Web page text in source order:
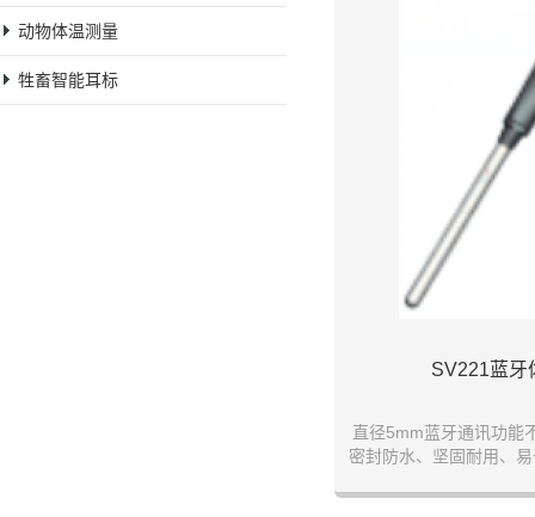
动物体温测量
牲畜智能耳标
SV221蓝牙
直径5mm蓝牙通讯功能
密封防水、坚固耐用、
门温度。下载手机APP